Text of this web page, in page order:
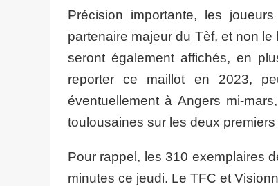
Précision importante, les
partenaire majeur du Tèf, et non
seront également affichés, en
reporter ce maillot en 2023,
éventuellement à Angers mi-
toulousaines sur les deux
Pour rappel, les 310 exemplaires
minutes ce jeudi. Le TFC et